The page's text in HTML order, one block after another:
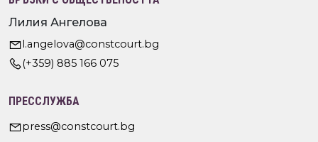
Лилия Ангелова
l.angelova@constcourt.bg
(+359) 885 166 075
ПРЕССЛУЖБА
press@constcourt.bg